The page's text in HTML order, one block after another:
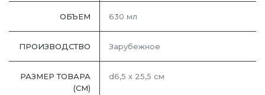
ОБЪЕМ 630 мл
ПРОИЗВОДСТВО Зарубежное
РАЗМЕР ТОВАРА
(СМ)
d6,5 х 25,5 см